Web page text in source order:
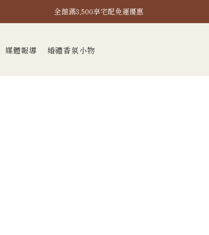
全館滿2,000即享超取免運！
全館滿3,500享宅配免運優惠
媒體報導 婚禮香氛小物